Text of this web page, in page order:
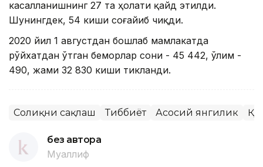
касалланишнинг 27 та ҳолати қайд этилди.
Шунингдек, 54 киши соғайиб чиқди.
2020 йил 1 августдан бошлаб мамлакатда
рўйхатдан ўтган беморлар сони - 45 442, ўлим -
490, жами 32 830 киши тикланди.
Соғлиқни сақлаш Тиббиёт Асосий янгилик ҚР
без автора
Муаллиф